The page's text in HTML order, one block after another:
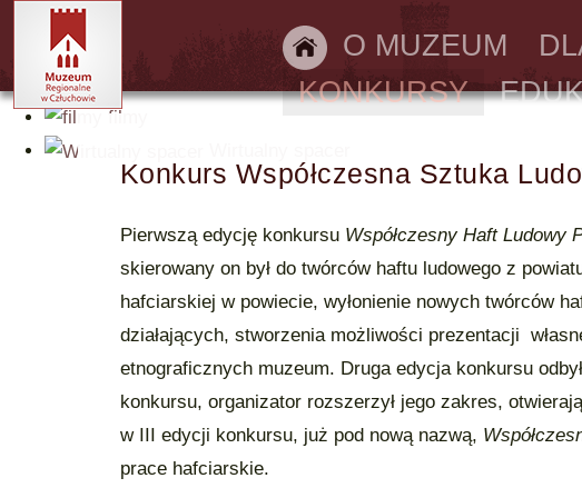
O MUZEUM
KONKURSY
Konkurs Współczesna Sztuka
Pierwszą edycję konkursu Współczesny Haft Ludowy
skierowany on był do twórców haftu ludowego z
hafciarskiej w powiecie, wyłonienie nowych twórców
działających, stworzenia możliwości prezentacji
etnograficznych muzeum. Druga edycja konkursu
konkursu, organizator rozszerzył jego zakres,
w III edycji konkursu, już pod nową nazwą,
prace hafciarskie.
filmy